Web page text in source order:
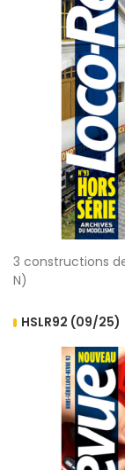
3 constructions
N)
HSLR92 (09/25)